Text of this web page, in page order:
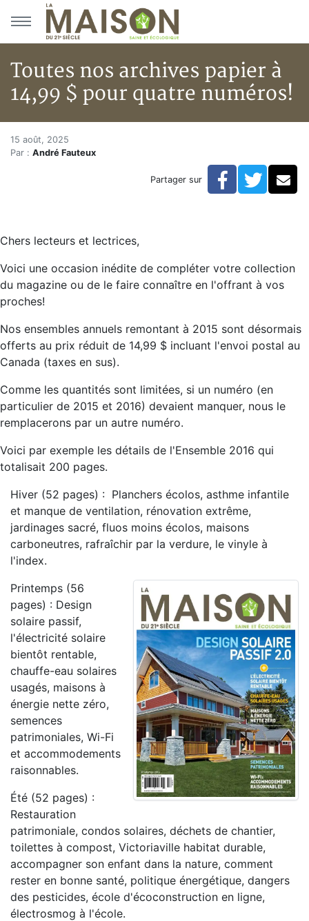
Aller au menu principal
Aller au contenu principal
Toutes nos archives papier à
14,99 $ pour quatre numéros!
Accueil
Articles
Toutes nos archives papier à 14,99 $ pour quatre
Toutes nos archives papier à
15 août, 2025
Par : André Fauteux
Partager sur Facebook
Chers lecteurs et lectrices,
Voici une occasion inédite de compléter votre collection
du magazine ou de le faire connaître en l'offrant à vos
proches!
Nos ensembles annuels remontant à 2015 sont désormais
offerts au prix réduit de 14,99 $ incluant l'envoi postal au
Canada (taxes en sus).
Comme les quantités sont limitées, si un numéro (en
particulier de 2015 et 2016) devaient manquer, nous le
remplacerons par un autre numéro.
Voici par exemple les détails de l'Ensemble 2016 qui
totalisait 200 pages.
Hiver (52 pages) : Planchers écolos, asthme infantile
et manque de ventilation, rénovation extrême,
jardinages sacré, fluos moins écolos, maisons
carboneutres, rafraîchir par la verdure, le vinyle à
l'index.
Printemps (56
pages) : Design
solaire passif,
l'électricité solaire
bientôt rentable,
chauffe-eau solaires
usagés, maisons à
énergie nette zéro,
semences
patrimoniales, Wi-Fi
et accommodements
raisonnables.
Été (52 pages) :
Restauration
patrimoniale, condos solaires, déchets de chantier,
toilettes à compost, Victoriaville habitat durable,
accompagner son enfant dans la nature, comment
rester en bonne santé, politique énergétique, dangers
des pesticides, école d'écoconstruction en ligne,
électrosmog à l'école.